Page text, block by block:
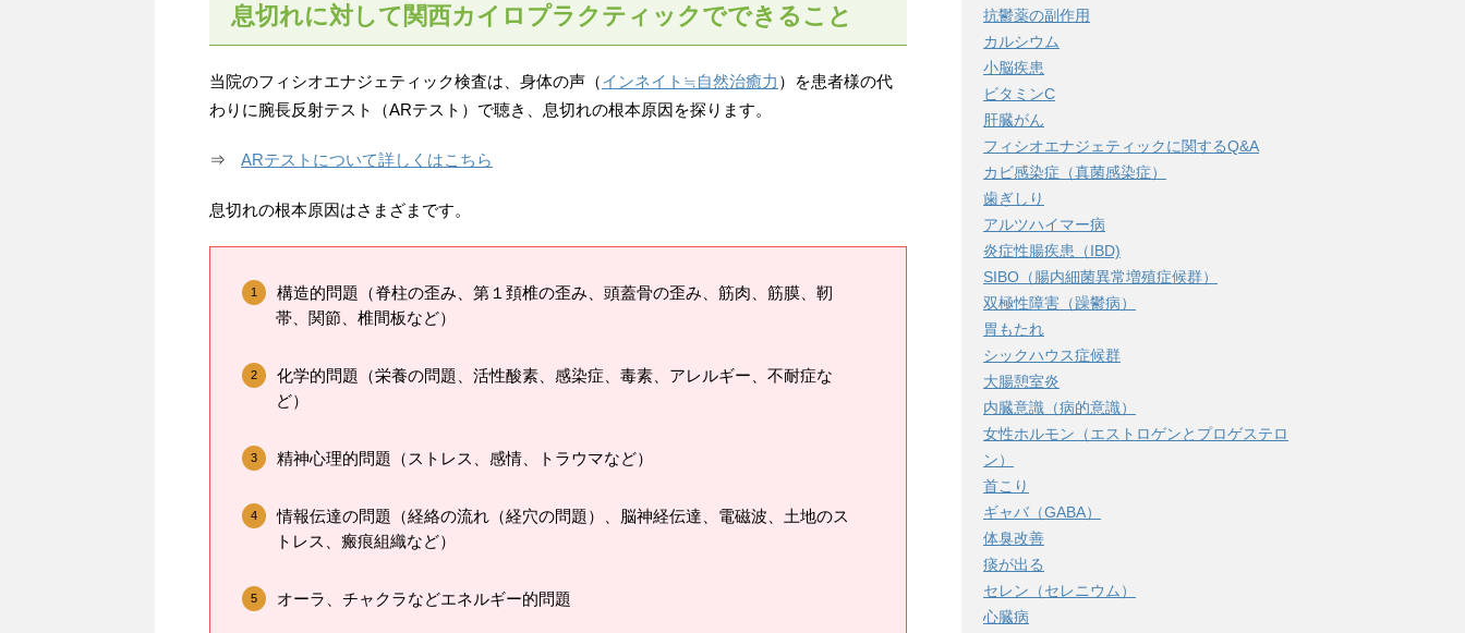
息切れに対して関西カイロプラクティックでできること
当院のフィシオエナジェティック検査は、身体の声（インネイト≒自然治癒力 ）を患者様の代
わりに腕長反射テスト（ARテスト）で聴き、息切れの根本原因を探ります。
⇒ ARテストについて詳しくはこちら
息切れの根本原因はさまざまです。
構造的問題（脊柱の歪み、第１頚椎の歪み、頭蓋骨の歪み、筋肉、筋膜、靭
帯、関節、椎間板など）
化学的問題（栄養の問題、活性酸素、感染症、毒素、アレルギー、不耐症な
ど）
精神心理的問題（ストレス、感情、トラウマなど）
情報伝達の問題（経絡の流れ（経穴の問題）、脳神経伝達、電磁波、土地のス
トレス、瘢痕組織など）
オーラ、チャクラなどエネルギー的問題
抗鬱薬の副作用
カルシウム
小脳疾患
ビタミンC
肝臓がん
フィシオエナジェティックに関するQ&A
カビ感染症（真菌感染症）
歯ぎしり
アルツハイマー病
炎症性腸疾患（IBD)
SIBO（腸内細菌異常増殖症候群）
双極性障害（躁鬱病）
胃もたれ
シックハウス症候群
大腸憩室炎
内臓意識（病的意識）
女性ホルモン（エストロゲンとプロゲステロ
ン）
首こり
ギャバ（GABA）
体臭改善
痰が出る
セレン（セレニウム）
心臓病